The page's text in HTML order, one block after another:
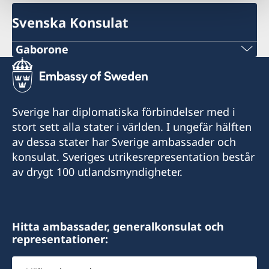
Svenska Konsulat
Gaborone
Telefon
+267 393 13 58
E-post
kent@sanitas.co.bw
Sanitas Nursery
Endast förbokade möten
Honorärkonsul
Sverige har diplomatiska förbindelser med i
stort sett alla stater i världen. I ungefär hälften
av dessa stater har Sverige ambassader och
konsulat. Sveriges utrikesrepresentation består
av drygt 100 utlandsmyndigheter.
Hitta ambassader, generalkonsulat och
representationer:
Välj